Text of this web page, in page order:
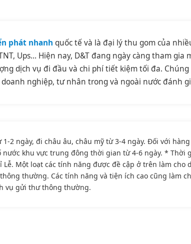
phát nhanh quốc tế và là đại lý thu gom của
Ups… Hiện nay, D&T đang ngày càng tham gia
dịch vụ đi đầu và chi phí tiết kiệm tối đa.
nghiệp, tư nhân trong và ngoài nước đánh
2 ngày, đi châu âu, châu mỹ từ 3-4 ngày. Đối với
khu vực trung đông thời gian từ 4-6 ngày. * Thời
Một loạt các tính năng được đề cập ở trên làm cho
thường. Các tính năng và tiện ích cao cũng làm
vụ gửi thư thông thường.